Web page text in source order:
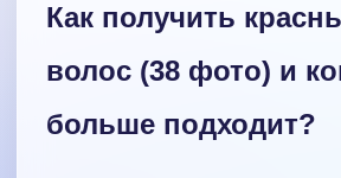
Как получить
волос (38 фото) и
больше подходит?